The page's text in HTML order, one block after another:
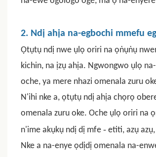
2. Ndị ahịa na-egbochi mmefu
Ọtụtụ ndị nwe ụlọ oriri na ọṅụṅụ
kichin, na ịzụ ahịa. Ngwongwo ụlọ
oche, ya mere nhazi omenala zuru
N'ihi nke a, ọtụtụ ndị ahịa chọrọ
omenala zuru oke. Oche ụlọ oriri na
n'ime akụkụ ndị dị mfe - etiti, azụ
Nke a na-enye ọdịdị omenala na-